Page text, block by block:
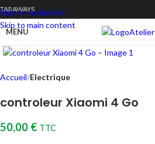
Skip to navigation
Skip to main content
TARAWAYS
MENU Atelier
Cliquez pour agrandir
Accueil Electrique
controleur Xiaomi 4 Go
50,00 € TTC